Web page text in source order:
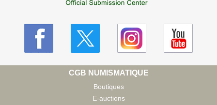
CGB NUMISMATIQUE
Boutiques
E-auctions